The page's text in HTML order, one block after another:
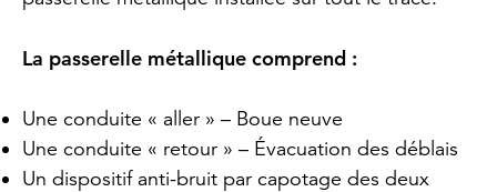
La passerelle métallique comprend :
Une conduite « aller » – Boue neuve
Une conduite « retour » – Évacuation des déblais
Un dispositif anti-bruit par capotage des deux